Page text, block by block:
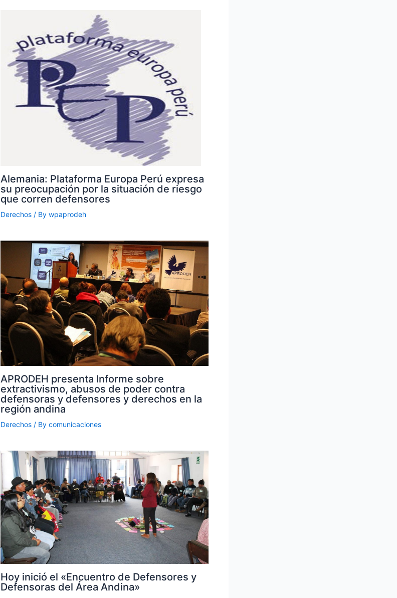
Alemania: Plataforma Europa Perú expresa
su preocupación por la situación de riesgo
que corren defensores
Derechos/ By wpaprodeh
APRODEH presenta Informe sobre
extractivismo, abusos de poder contra
defensoras y defensores y derechos en la
región andina
Derechos/ By comunicaciones
Hoy inició el «Encuentro de Defensores y
Defensoras del Área Andina»